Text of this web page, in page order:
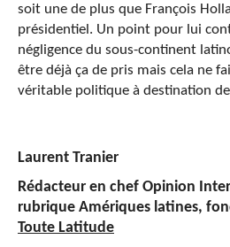
soit une de plus que François
présidentiel. Un point pour lui
négligence du sous-continent
être déjà ça de pris mais cela ne
véritable politique à destination
Laurent Tranier
Rédacteur en chef Opinion
rubrique Amériques latines,
Toute Latitude